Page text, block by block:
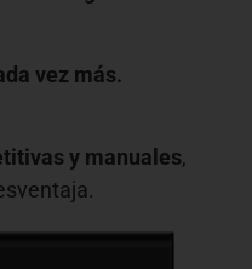
vez más.
y manuales,